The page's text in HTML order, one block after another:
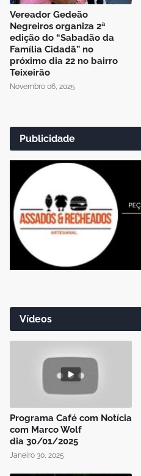
Vereador Gedeão
Negreiros organiza 2ª
edição do “Sabadão da
Família Cidadã” no
próximo dia 22 no bairro
Teixeirão
Novembro 06, 2025
Publicidade
Vídeos
Programa Café com Notícia
com Marco Wolf
dia 30/01/2025
Janeiro 30, 2025